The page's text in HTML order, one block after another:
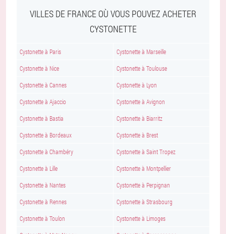
VILLES DE FRANCE OÙ VOUS POUVEZ ACHETER
CYSTONETTE
Cystonette à Paris Cystonette à Marseille
Cystonette à Nice Cystonette à Toulouse
Cystonette à Cannes Cystonette à Lyon
Cystonette à Ajaccio Cystonette à Avignon
Cystonette à Bastia Cystonette à Biarritz
Cystonette à Bordeaux Cystonette à Brest
Cystonette à Chambéry Cystonette à Saint Tropez
Cystonette à Lille Cystonette à Montpellier
Cystonette à Nantes Cystonette à Perpignan
Cystonette à Rennes Cystonette à Strasbourg
Cystonette à Toulon Cystonette à Limoges